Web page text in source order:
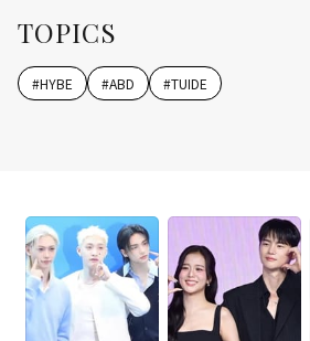
TOPICS
#HYBE #ABD #TUIDE